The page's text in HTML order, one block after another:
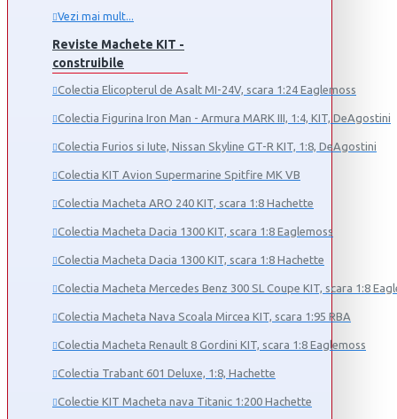
Vezi mai mult...
Reviste Machete KIT -
construibile
Colectia Elicopterul de Asalt MI-24V, scara 1:24 Eaglemoss
Colectia Figurina Iron Man - Armura MARK III, 1:4, KIT, DeAgostini
Colectia Furios si Iute, Nissan Skyline GT-R KIT, 1:8, DeAgostini
Colectia KIT Avion Supermarine Spitfire MK VB
Colectia Macheta ARO 240 KIT, scara 1:8 Hachette
Colectia Macheta Dacia 1300 KIT, scara 1:8 Eaglemoss
Colectia Macheta Dacia 1300 KIT, scara 1:8 Hachette
Colectia Macheta Mercedes Benz 300 SL Coupe KIT, scara 1:8
Colectia Macheta Nava Scoala Mircea KIT, scara 1:95 RBA
Colectia Macheta Renault 8 Gordini KIT, scara 1:8 Eaglemoss
Colectia Trabant 601 Deluxe, 1:8, Hachette
Colectie KIT Macheta nava Titanic 1:200 Hachette